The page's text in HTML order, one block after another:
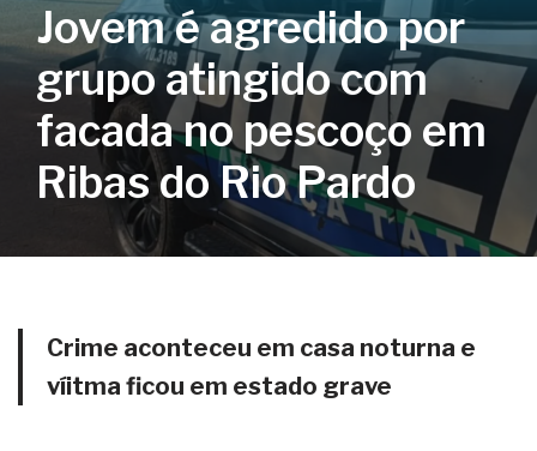
Jovem é agredido por
grupo atingido com
facada no pescoço em
Ribas do Rio Pardo
Crime aconteceu em casa noturna e
víitma ficou em estado grave